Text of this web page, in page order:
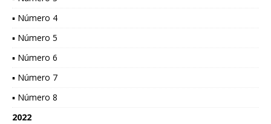
▪ Número 4
▪ Número 5
▪ Número 6
▪ Número 7
▪ Número 8
2022